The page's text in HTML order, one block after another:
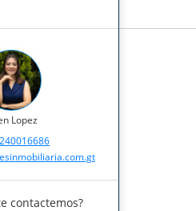
Lopez
contactemos?